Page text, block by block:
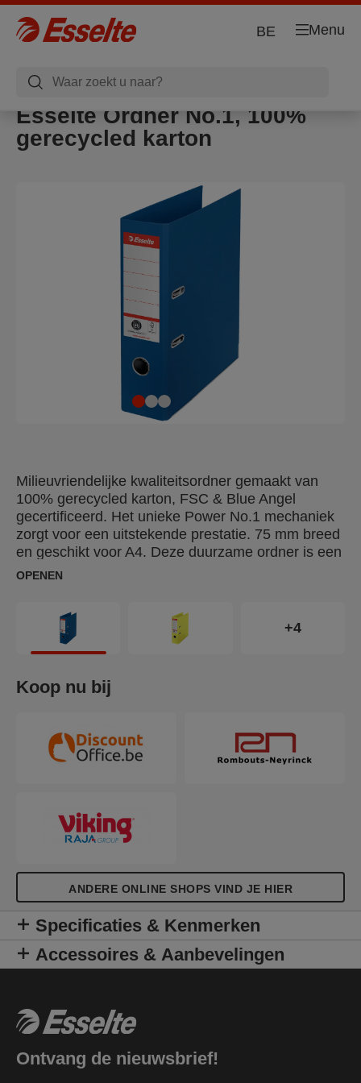
Menu
BE
Esselte Ordner No.1, 100%
gerecycled karton
Milieuvriendelijke kwaliteitsordner gemaakt van
100% gerecycled karton, FSC & Blue Angel
gecertificeerd. Het unieke Power No.1 mechaniek
zorgt voor een uitstekende prestatie. 75 mm breed
en geschikt voor A4. Deze duurzame ordner is een
perfecte aanvulling op de andere milieuvriendelijke
kleurenconcept dat past bij de Esselte Vivida range
en er thuis en op kantoor geweldig uitziet. De
Esselte ordners verbeteren jouw werkplek en
dragen bij aan het milieu van onze planeet.
OPENEN
+4
Koop nu bij
ANDERE ONLINE SHOPS VIND JE HIER
Specificaties & Kenmerken
Accessoires & Aanbevelingen
Ontvang de nieuwsbrief!